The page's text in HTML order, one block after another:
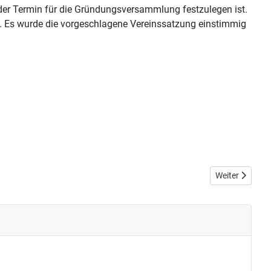
Termin für die Gründungsversammlung festzulegen ist.
wurde die vorgeschlagene Vereinssatzung einstimmig
Nächster
Weiter